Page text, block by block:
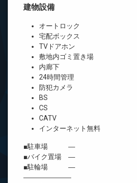
建物設備
オートロック
宅配ボックス
TVドアホン
敷地内ゴミ置き場
内廊下
24時間管理
防犯カメラ
BS
CS
CATV
インターネット無料
■駐車場 ―
■バイク置場 ―
■駐輪場 ―
―――――――